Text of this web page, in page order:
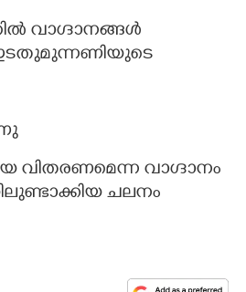
വാഗ്ദാനങ്ങൾ
വിതരണമെന്ന വാഗ്ദാനം
ചലനം